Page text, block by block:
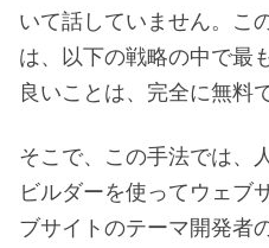
いて話していません。こ
は、以下の戦略の中で最
良いことは、完全に無料
そこで、この手法では、
ビルダーを使ってウェブ
ブサイトのテーマ開発者